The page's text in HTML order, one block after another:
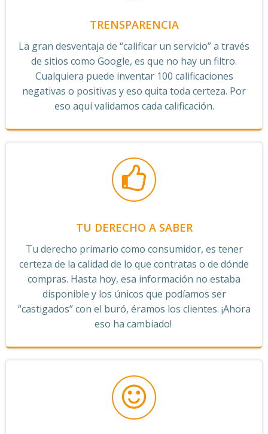
TRENSPARENCIA
La gran desventaja de “calificar un servicio” a través
de sitios como Google, es que no hay un filtro.
Cualquiera puede inventar 100 calificaciones
negativas o positivas y eso quita toda certeza. Por
eso aquí validamos cada calificación.
TU DERECHO A SABER
Tu derecho primario como consumidor, es tener
certeza de la calidad de lo que contratas o de dónde
compras. Hasta hoy, esa información no estaba
disponible y los únicos que podíamos ser
“castigados” con el buró, éramos los clientes. ¡Ahora
eso ha cambiado!